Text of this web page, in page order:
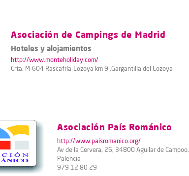
Asociación de Campings de Madrid
Hoteles y alojamientos
http://www.monteholiday.com/
Crta. M-604 Rascafría-Lozoya km 9 ,Gargantilla del Lozoya
Asociación País Románico
http://www.paisromanico.org/
Av de la Cervera, 26, 34800 Aguilar de Campoo,
Palencia
979 12 80 29